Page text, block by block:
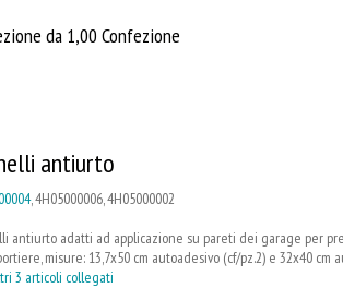
da 1,00 Confezione
antiurto
, 4H05000006, 4H05000002
antiurto adatti ad applicazione su pareti dei garage per
misure: 13,7x50 cm autoadesivo (cf/pz.2) e 32x40 cm
3 articoli collegati